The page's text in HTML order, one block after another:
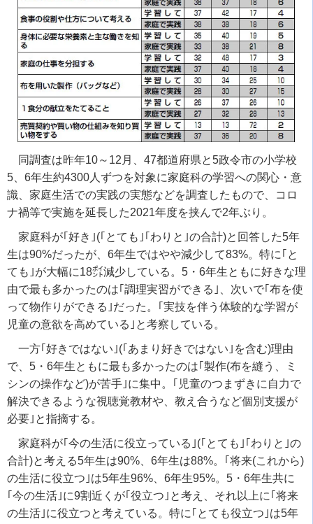
同調査は昨年10～ 12月、 47都道府県と5政令市の小学校
5、 6年生約4300人ずつを対象に家庭科の学習への関心・意
識、家庭生活での実践の実態などを調査したもので、コロ
ナ禍等で実施を延長した2021年度を挟んで2年ぶり。
家庭科が｢好き｣(｢とても｣｢わりと｣の合計)と回答した5年
生は90%だったが、 6年生ではやや減少して83%。特に｢と
ても｣が大幅に18㌽減少している。 5 ・ 6年生ともに好きな理
由で最も多かったのは｢調理実習ができる｣、次いで｢布を使
って物作りができる｣だった。｢実技を伴う体験的な学習が
児童の意欲を高めている｣と考察している。
一方｢好きではない｣(｢あまり好きではない｣を含む)理由
で、 5 ・ 6年生ともに最も多かったのは｢製作(布を縫う、ミ
シンの操作など)が苦手｣に集中。｢児童のつまずきに自力で
解決できるような視聴覚教材や、教え合うなど個別支援が
必要｣と指摘する。
家庭科が｢今の生活に役立っている｣(｢とても｣｢わりと｣の
合計)と考える5年生は90%、 6年生は88%。｢将来(これから)
の生活に役立つ｣は5年生96%、 6年生95%。 5 ・ 6年生共に
｢今の生活｣に9割近くが｢役立つ｣と考え、それ以上に｢将来
の生活｣に役立つと考えている。特に｢とても役立つ｣は5年